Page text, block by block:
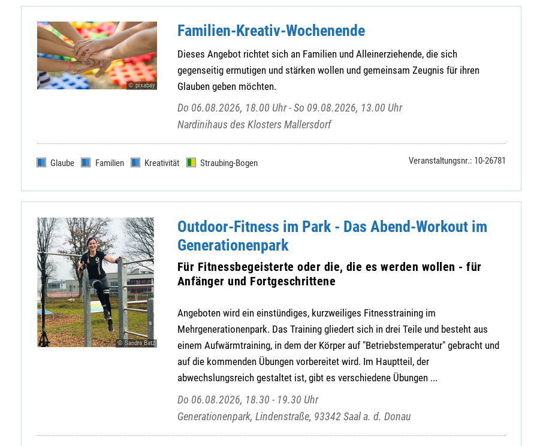
© pixabay
Familien-Kreativ-Wochenende
Dieses Angebot richtet sich an Familien und Alleinerziehende, die sich
gegenseitig ermutigen und stärken wollen und gemeinsam Zeugnis für ihren
Glauben geben möchten.
Do 06.08.2026, 18.00 Uhr - So 09.08.2026, 13.00 Uhr
Nardinihaus des Klosters Mallersdorf
Glaube Familien Kreativität Straubing-Bogen Veranstaltungsnr.: 10-26781
© Sandra Batz
Outdoor-Fitness im Park - Das Abend-Workout im
Generationenpark
Für Fitnessbegeisterte oder die, die es werden wollen - für
Anfänger und Fortgeschrittene
Angeboten wird ein einstündiges, kurzweiliges Fitnesstraining im
Mehrgenerationenpark. Das Training gliedert sich in drei Teile und besteht aus
einem Aufwärmtraining, in dem der Körper auf "Betriebstemperatur" gebracht und
auf die kommenden Übungen vorbereitet wird. Im Hauptteil, der
abwechslungsreich gestaltet ist, gibt es verschiedene Übungen ...
Do 06.08.2026, 18.30 - 19.30 Uhr
Generationenpark, Lindenstraße, 93342 Saal a. d. Donau